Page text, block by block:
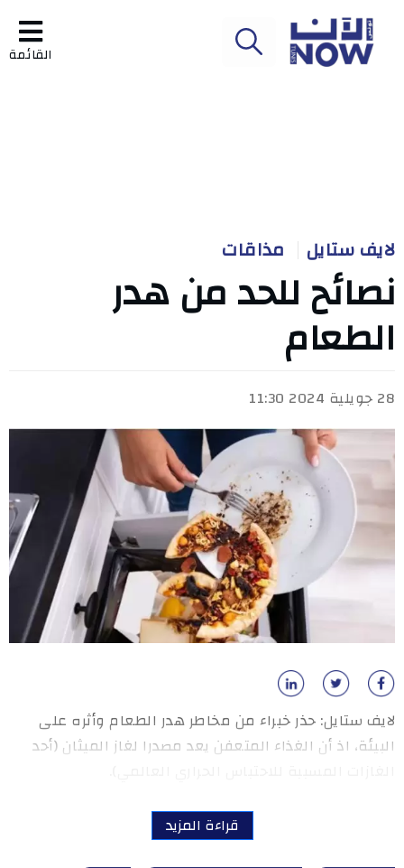
القائمة
لايف ستايل مذاقات
نصائح للحد من هدر
الطعام
28 جويلية 2024 11:30
لايف ستايل: حذر خبراء من مخاطر هدر الطعام وأثره على
البيئة، اذ أن الغذاء المتعفن يعد مصدرا لغاز الميثان (أحد
قراءة المزيد